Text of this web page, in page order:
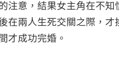
注意，結果女主角在不
在兩人生死交關之際，
才成功完婚。